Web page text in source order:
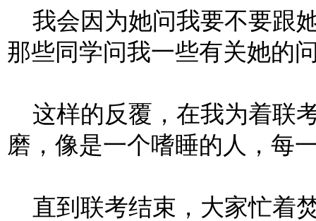
我会因为她问我要不要跟
那些同学问我一些有关她的
这样的反覆，在我为着联
磨，像是一个嗜睡的人，每
直到联考结束，大家忙着